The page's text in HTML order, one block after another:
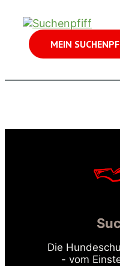
Inhalt
springen
MEIN
Die
- vom